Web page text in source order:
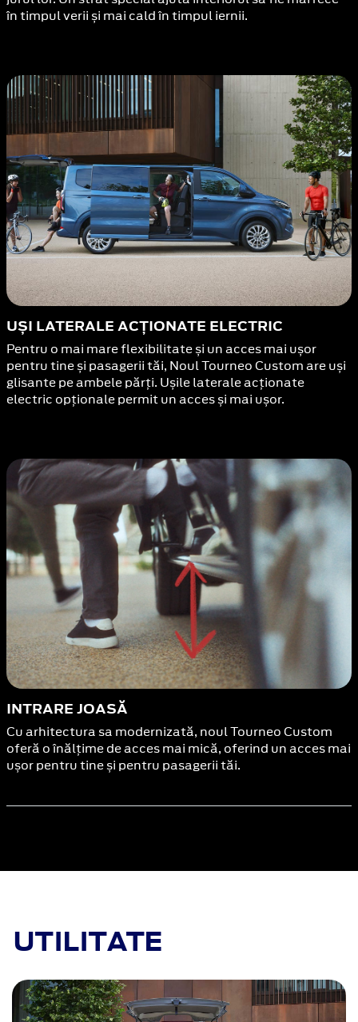
în timpul verii și mai cald în timpul iernii.
UȘI LATERALE ACȚIONATE ELECTRIC
Pentru o mai mare flexibilitate și un acces mai ușor
pentru tine și pasagerii tăi, Noul Tourneo Custom are uși
glisante pe ambele părți. Ușile laterale acționate
electric opționale permit un acces și mai ușor.
INTRARE JOASĂ
Cu arhitectura sa modernizată, noul Tourneo Custom
oferă o înălțime de acces mai mică, oferind un acces mai
ușor pentru tine și pentru pasagerii tăi.
UTILITATE